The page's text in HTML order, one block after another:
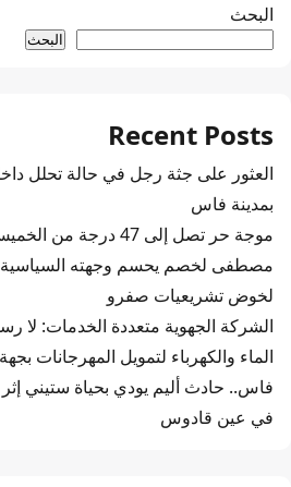
البحث
البحث
Recent Posts
العثور على جثة رجل في حالة تحلل
بمدينة فاس
موجة حر تصل إلى 47 درجة من الخميس حتى السبت
مصطفى لخصم يحسم وجهته السياسية
لخوض تشريعيات صفرو
الشركة الجهوية متعددة الخدمات: لا
الماء والكهرباء لتمويل المهرجانات
فاس.. حادث أليم يودي بحياة ستيني
في عين قادوس